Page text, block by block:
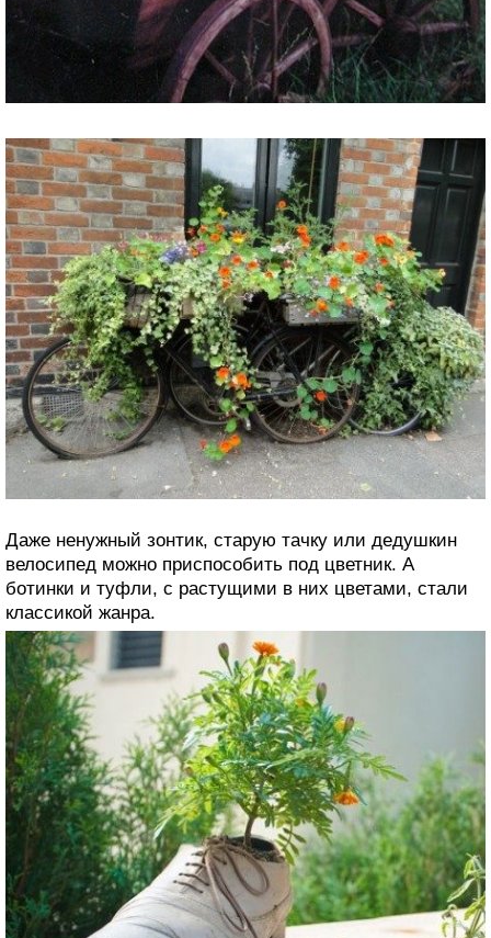
Даже ненужный зонтик, старую тачку или дедушкин
велосипед можно приспособить под цветник. А
ботинки и туфли, с растущими в них цветами, стали
классикой жанра.